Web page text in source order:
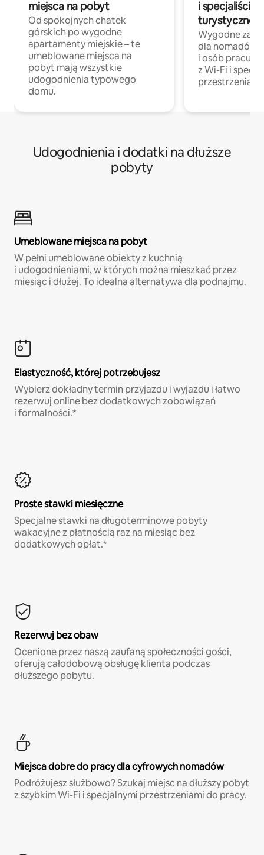
miejsca na pobyt
Od spokojnych chatek
górskich po wygodne
apartamenty miejskie – te
umeblowane miejsca na
pobyt mają wszystkie
udogodnienia typowego
domu.
i specjaliści z
turystycznej
Wygodne
dla nomadów
i osób
z Wi-Fi i
przestrzenią
Udogodnienia i dodatki na dłuższe
pobyty
Umeblowane miejsca na pobyt
W pełni umeblowane obiekty z kuchnią
i udogodnieniami, w których można mieszkać przez
miesiąc i dłużej. To idealna alternatywa dla podnajmu.
Elastyczność, której potrzebujesz
Wybierz dokładny termin przyjazdu i wyjazdu i łatwo
rezerwuj online bez dodatkowych zobowiązań
i formalności.*
Proste stawki miesięczne
Specjalne stawki na długoterminowe pobyty
wakacyjne z płatnością raz na miesiąc bez
dodatkowych opłat.*
Rezerwuj bez obaw
Ocenione przez naszą zaufaną społeczności gości,
oferują całodobową obsługę klienta podczas
dłuższego pobytu.
Miejsca dobre do pracy dla cyfrowych nomadów
Podróżujesz służbowo? Szukaj miejsc na dłuższy pobyt
z szybkim Wi-Fi i specjalnymi przestrzeniami do pracy.